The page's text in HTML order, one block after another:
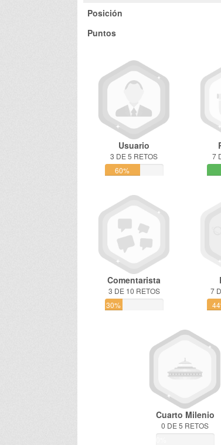
Posición
Puntos
Usuario
3 DE 5 RETOS
60%
7
Comentarista
3 DE 10 RETOS
30%
7
Cuarto Milenio
0 DE 5 RETOS